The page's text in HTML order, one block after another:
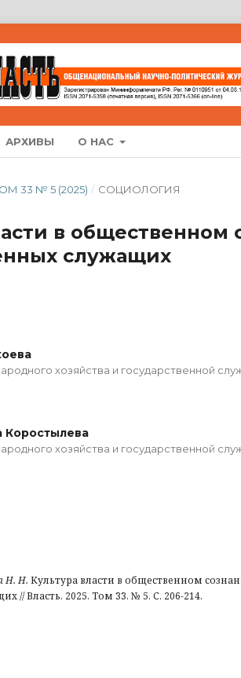
АРХИВЫ О НАС
33 № 5 (2025) / СОЦИОЛОГИЯ
в общественном
служащих
хозяйства и государственной
Коростылева
хозяйства и государственной
Н. Н. Культура власти в общественном
// Власть. 2025. Том 33. № 5. С. 206-214.